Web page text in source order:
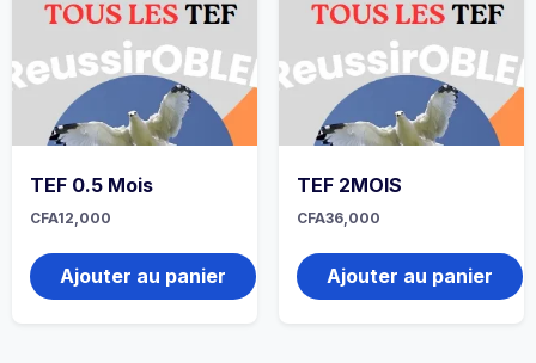
TEF 0.5 Mois
CFA12,000
Ajouter au panier
TEF 2MOIS
CFA36,000
Ajouter au panier